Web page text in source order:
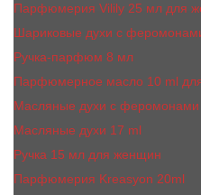
Парфюмерия Vilily 25 мл для
Шариковые духи с
Ручка-парфюм 8 мл
Парфюмерное масло 10 ml
Масляные духи c
Масляные духи 17 ml
Ручка 15 мл для женщин
Парфюмерия Kreasyon 20ml